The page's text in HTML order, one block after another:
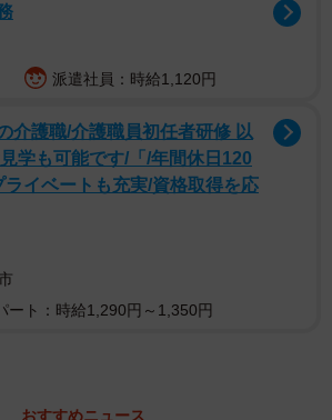
ィール】
年11月29日生まれ、東京都出身。欅
）の第1期生として活動し、グループ
優として活動をスタート。幼少期より
かし、日本馬術連盟「馬術スペシャル
連続で就任。2022年、東京ドーム公
ら卒業。 卒業後は、舞台やミュージカ
像作品などに出演している。
派遣社員：時給1,120円
介護職/介護職員初任者研修 以
見学も可能です/「/年間休日120
ライベートも充実/資格取得を応
ート：時給1,290円～1,350円
おすすめニュース